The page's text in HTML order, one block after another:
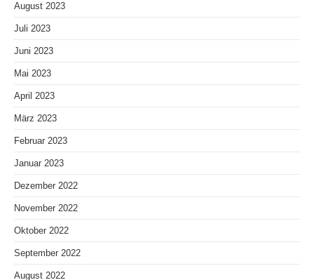
August 2023
Juli 2023
Juni 2023
Mai 2023
April 2023
März 2023
Februar 2023
Januar 2023
Dezember 2022
November 2022
Oktober 2022
September 2022
August 2022